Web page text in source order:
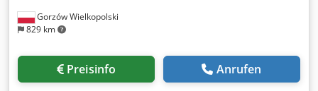
Gorzów Wielkopolski
829 km
Preisinfo Anrufen